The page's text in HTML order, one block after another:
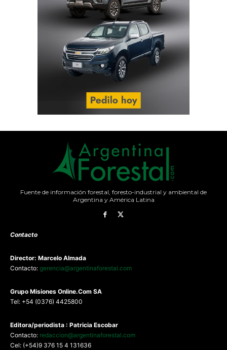
Fuente de información forestal, foresto-industrial y ambiental de
Argentina y América Latina
Contacto
Director: Marcelo Almada
Contacto: gerencia@argentinaforestal.com
Grupo Misiones Online.Com SA
Tel: +54 (0376) 4425800
Editora/periodista : Patricia Escobar
Contacto: redaccion@argentinaforestal.com
Cel: (+54)9 376 15 4 131636